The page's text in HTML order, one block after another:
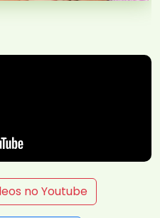
no Youtube